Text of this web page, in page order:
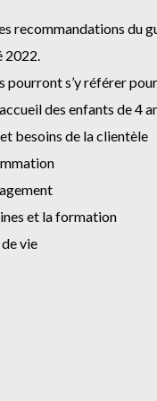
recommandations du
2022.
pourront s’y référer
des enfants de 4
besoins de la clientèle
et la formation
vie